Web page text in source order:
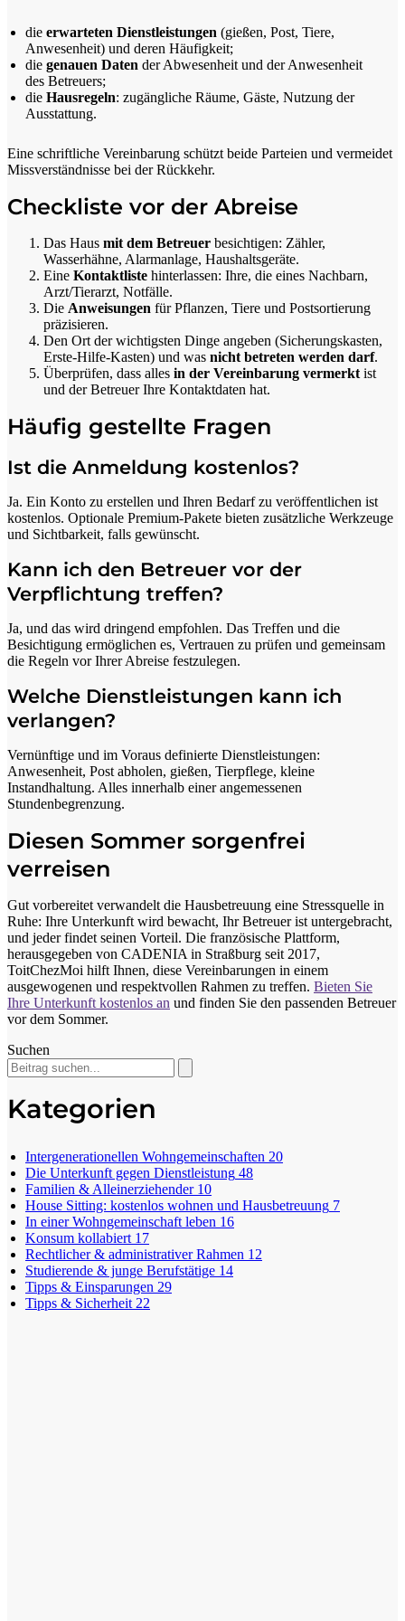
die erwarteten Dienstleistungen (gießen, Post, Tiere,
Anwesenheit) und deren Häufigkeit;
die genauen Daten der Abwesenheit und der Anwesenheit
des Betreuers;
die Hausregeln: zugängliche Räume, Gäste, Nutzung der
Ausstattung.
Eine schriftliche Vereinbarung schützt beide Parteien und vermeidet
Missverständnisse bei der Rückkehr.
Checkliste vor der Abreise
Das Haus mit dem Betreuer besichtigen: Zähler,
Wasserhähne, Alarmanlage, Haushaltsgeräte.
Eine Kontaktliste hinterlassen: Ihre, die eines Nachbarn,
Arzt/Tierarzt, Notfälle.
Die Anweisungen für Pflanzen, Tiere und Postsortierung
präzisieren.
Den Ort der wichtigsten Dinge angeben (Sicherungskasten,
Erste-Hilfe-Kasten) und was nicht betreten werden darf.
Überprüfen, dass alles in der Vereinbarung vermerkt ist
und der Betreuer Ihre Kontaktdaten hat.
Häufig gestellte Fragen
Ist die Anmeldung kostenlos?
Ja. Ein Konto zu erstellen und Ihren Bedarf zu veröffentlichen ist
kostenlos. Optionale Premium-Pakete bieten zusätzliche Werkzeuge
und Sichtbarkeit, falls gewünscht.
Kann ich den Betreuer vor der
Verpflichtung treffen?
Ja, und das wird dringend empfohlen. Das Treffen und die
Besichtigung ermöglichen es, Vertrauen zu prüfen und gemeinsam
die Regeln vor Ihrer Abreise festzulegen.
Welche Dienstleistungen kann ich
verlangen?
Vernünftige und im Voraus definierte Dienstleistungen:
Anwesenheit, Post abholen, gießen, Tierpflege, kleine
Instandhaltung. Alles innerhalb einer angemessenen
Stundenbegrenzung.
Diesen Sommer sorgenfrei
verreisen
Gut vorbereitet verwandelt die Hausbetreuung eine Stressquelle in
Ruhe: Ihre Unterkunft wird bewacht, Ihr Betreuer ist untergebracht,
und jeder findet seinen Vorteil. Die französische Plattform,
herausgegeben von CADENIA in Straßburg seit 2017,
ToitChezMoi hilft Ihnen, diese Vereinbarungen in einem
ausgewogenen und respektvollen Rahmen zu treffen. Bieten Sie
Ihre Unterkunft kostenlos an und finden Sie den passenden Betreuer
vor dem Sommer.
Suchen
Kategorien
Intergenerationellen Wohngemeinschaften 20
Die Unterkunft gegen Dienstleistung 48
Familien & Alleinerziehender 10
House Sitting: kostenlos wohnen und Hausbetreuung 7
In einer Wohngemeinschaft leben 16
Konsum kollabiert 17
Rechtlicher & administrativer Rahmen 12
Studierende & junge Berufstätige 14
Tipps & Einsparungen 29
Tipps & Sicherheit 22